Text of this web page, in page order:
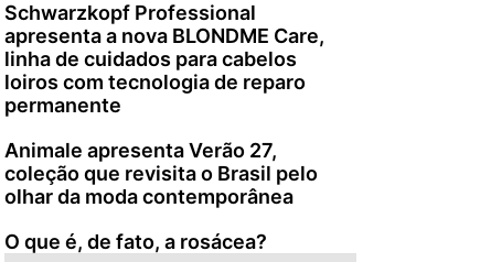
Schwarzkopf Professional
apresenta a nova BLONDME Care,
linha de cuidados para cabelos
loiros com tecnologia de reparo
permanente
Animale apresenta Verão 27,
coleção que revisita o Brasil pelo
olhar da moda contemporânea
O que é, de fato, a rosácea?